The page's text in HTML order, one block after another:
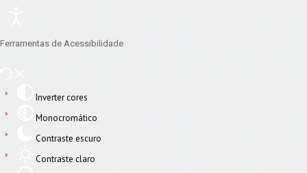
Ferramentas de Acessibilidade
Inverter cores
Monocromático
Contraste escuro
Contraste claro